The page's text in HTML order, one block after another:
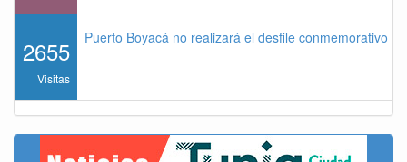
2655
Visitas
Puerto Boyacá no realizará el desfile conmemorativo